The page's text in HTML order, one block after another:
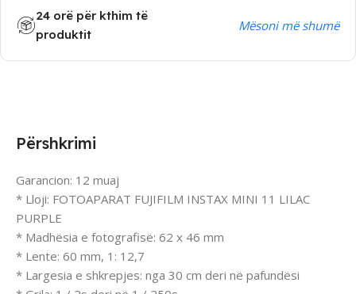
24 orë për kthim të
produktit
Mësoni më shumë
Përshkrimi
Garancion: 12 muaj
* Lloji: FOTOAPARAT FUJIFILM INSTAX MINI 11 LILAC
PURPLE
* Madhësia e fotografisë: 62 x 46 mm
* Lente: 60 mm, 1: 12,7
* Largesia e shkrepjes: nga 30 cm deri në pafundësi